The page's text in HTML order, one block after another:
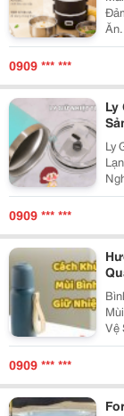
0909 *** ***
Ly
Ly
0909 *** ***
Vệ
0909 *** ***